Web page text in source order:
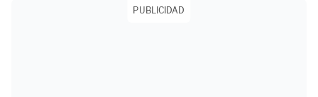
PUBLICIDAD